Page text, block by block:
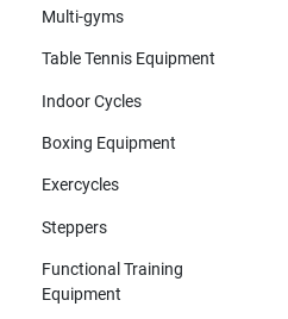
Multi-gyms
Table Tennis Equipment
Indoor Cycles
Boxing Equipment
Exercycles
Steppers
Functional Training
Equipment